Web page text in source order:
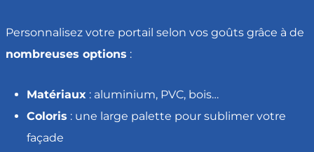
Personnalisez votre portail selon vos goûts grâce à de
nombreuses options :
Matériaux: aluminium, PVC, bois…
Coloris : une large palette pour sublimer votre
façade